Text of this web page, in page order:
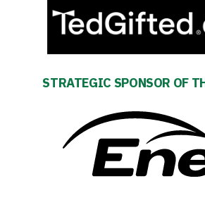
schedule
STRATEGIC SPONSOR OF